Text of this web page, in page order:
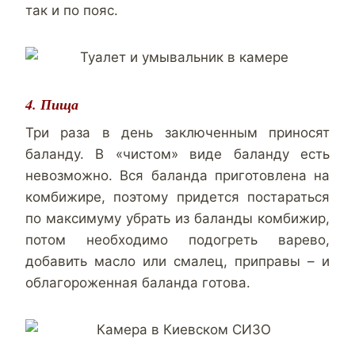
так и по пояс.
4. Пища
Три раза в день заключенным приносят
баланду. В «чистом» виде баланду есть
невозможно. Вся баланда приготовлена на
комбижире, поэтому придется постараться
по максимуму убрать из баланды комбижир,
потом необходимо подогреть варево,
добавить масло или смалец, приправы – и
облагороженная баланда готова.